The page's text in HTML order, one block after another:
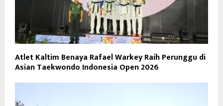
Atlet Kaltim Benaya Rafael Warkey Raih Perunggu di
Asian Taekwondo Indonesia Open 2026